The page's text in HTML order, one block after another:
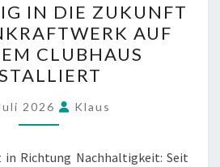
IN
DIE
ZUKUNFT
–
BALKONKRAFTWERK
AUF
IN DIE ZUKUNFT
AUF
CLUBHAUS
2026 Klaus
Richtung Nachhaltigkeit: Seit